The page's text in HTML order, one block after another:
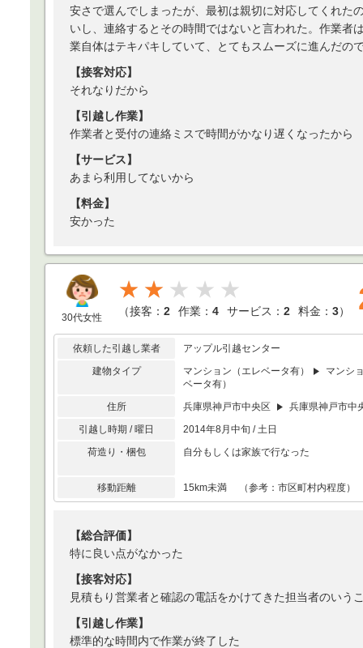
安さで選んでしまったが、最初は親切に対応してくれた
いし、連絡するとその時間ではないと言われた。作業者
業自体はテキパキしていて、とてもスムーズに進んだの
【接客対応】
それなりだから
【引越し作業】
作業者と受付の連絡ミスで時間がかなり遅くなったから
【サービス】
あまら利用してないから
【料金】
安かった
30代女性
★★
（接客： 2 作業： 4 サービス： 2 料金： 3）
依頼した引越し業者
アップル引越センター
建物タイプ
マンション（エレベータ有）
マンシ
ベータ有）
住所
兵庫県神戸市中央区
兵庫県神戸市中
引越し時期 / 曜日
2014年8月中旬 / 土日
荷造り・梱包
自分もしくは家族で行なった
移動距離 15km未満 （参考：市区町村内程度）
【総合評価】
特に良い点がなかった
【接客対応】
見積もり営業者と確認の電話をかけてきた担当者のいう
【引越し作業】
標準的な時間内で作業が終了した